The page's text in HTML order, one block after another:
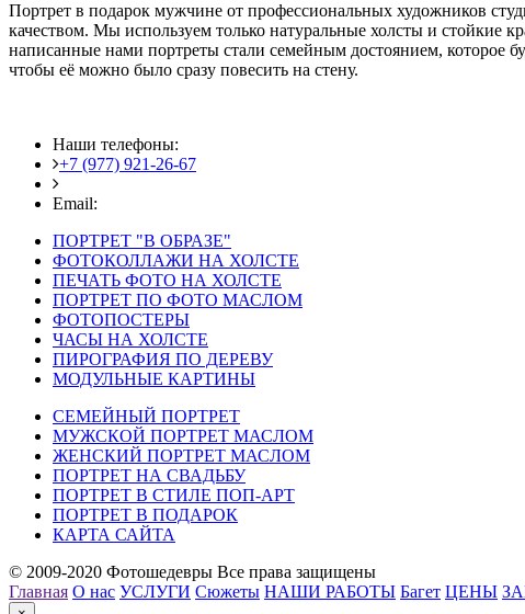
Портрет в подарок мужчине от профессиональных художников
качеством. Мы используем только натуральные холсты и стойкие
написанные нами портреты стали семейным достоянием, которое
чтобы её можно было сразу повесить на стену.
Наши телефоны:
+7 (977) 921-26-67
Email:
ПОРТРЕТ "В ОБРАЗЕ"
ФОТОКОЛЛАЖИ НА ХОЛСТЕ
ПЕЧАТЬ ФОТО НА ХОЛСТЕ
ПОРТРЕТ ПО ФОТО МАСЛОМ
ФОТОПОСТЕРЫ
ЧАСЫ НА ХОЛСТЕ
ПИРОГРАФИЯ ПО ДЕРЕВУ
МОДУЛЬНЫЕ КАРТИНЫ
СЕМЕЙНЫЙ ПОРТРЕТ
МУЖСКОЙ ПОРТРЕТ МАСЛОМ
ЖЕНСКИЙ ПОРТРЕТ МАСЛОМ
ПОРТРЕТ НА СВАДЬБУ
ПОРТРЕТ В СТИЛЕ ПОП-АРТ
ПОРТРЕТ В ПОДАРОК
КАРТА САЙТА
© 2009-2020 Фотошедевры Все права защищены
Главная О нас УСЛУГИ Сюжеты НАШИ РАБОТЫ Багет ЦЕНЫ